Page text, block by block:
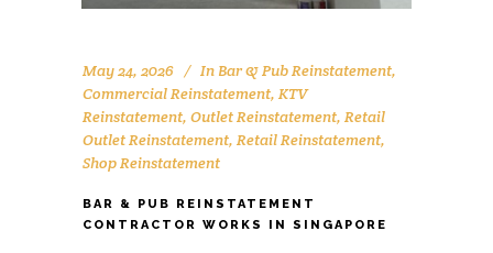
May 24, 2026 In Bar & Pub Reinstatement,
Commercial Reinstatement, KTV
Reinstatement, Outlet Reinstatement, Retail
Outlet Reinstatement, Retail Reinstatement,
Shop Reinstatement
BAR & PUB REINSTATEMENT
CONTRACTOR WORKS IN SINGAPORE